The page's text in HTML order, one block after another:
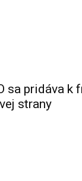
sa pridáva k
strany